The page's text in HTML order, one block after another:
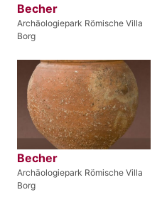
Becher
Archäologiepark Römische Villa
Borg
Becher
Archäologiepark Römische Villa
Borg